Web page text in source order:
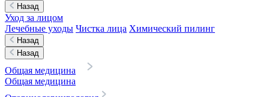
Назад
Уход за лицом
Лечебные уходы Чистка лица Химический пилинг
Назад
Назад
Общая медицина
Общая медицина